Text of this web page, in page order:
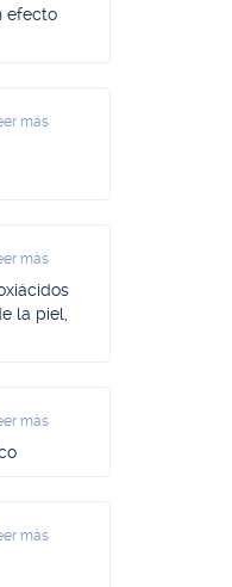
efecto
más
más
la piel,
más
más